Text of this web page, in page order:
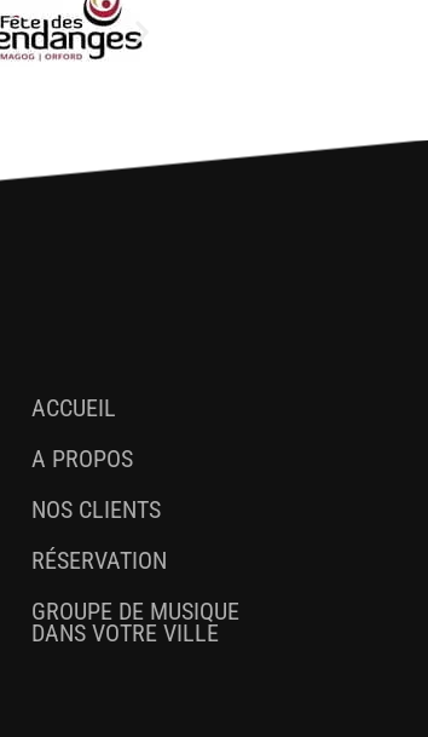
ACCUEIL
A PROPOS
NOS CLIENTS
RÉSERVATION
GROUPE DE MUSIQUE
DANS VOTRE VILLE